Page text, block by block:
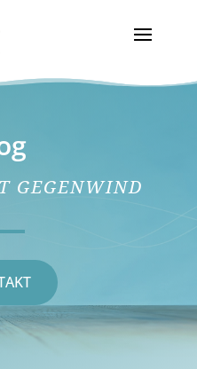
GEGENWIND